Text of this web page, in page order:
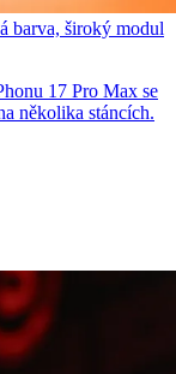
barva, široký modul
17 Pro Max se
několika stáncích.